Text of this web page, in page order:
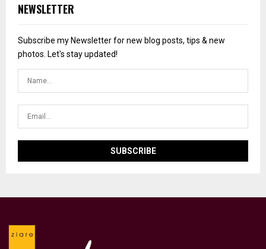
NEWSLETTER
Subscribe my Newsletter for new blog posts, tips & new
photos. Let's stay updated!